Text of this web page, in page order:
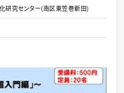
研究センター(南区東笠巻新田)